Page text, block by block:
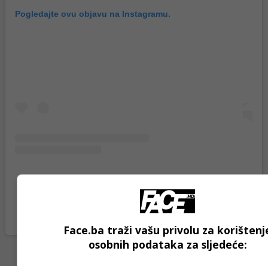
Pogledajte ovu objavu na Instagramu.
Objavu dijeli Ruben Neves (@rubendsneves)
- Advertisement -
Face.ba traži vašu privolu za
osobnih podataka za sljedeće: